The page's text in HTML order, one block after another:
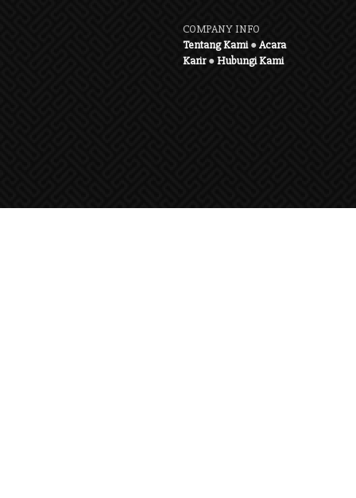
COMPANY INFO
Tentang Kami●Acara
Karir●Hubungi Kami